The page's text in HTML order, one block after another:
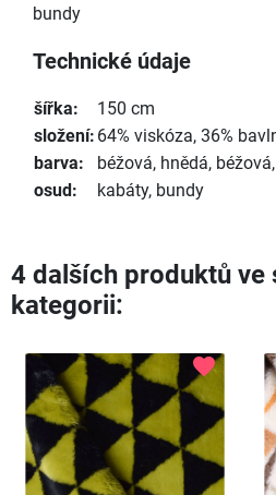
bundy
Technické údaje
šířka:
150 cm
složení: 64% viskóza, 36%
barva:
béžová, hnědá,
osud:
kabáty, bundy
4 dalších produktů ve
kategorii:
favorite